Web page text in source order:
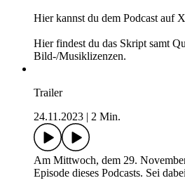
Hier kannst du dem Podcast auf
Hier findest du das Skript samt
Bild-/Musiklizenzen.
Trailer
24.11.2023
2 Min.
Am Mittwoch, dem 29.
Episode dieses Podcasts. Sei